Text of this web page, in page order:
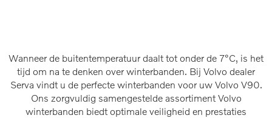
Wanneer de buitentemperatuur daalt tot onder de 7°C, is het
tijd om na te denken over winterbanden. Bij Volvo dealer
Serva vindt u de perfecte winterbanden voor uw Volvo V90.
Ons zorgvuldig samengestelde assortiment Volvo
winterbanden biedt optimale veiligheid en prestaties